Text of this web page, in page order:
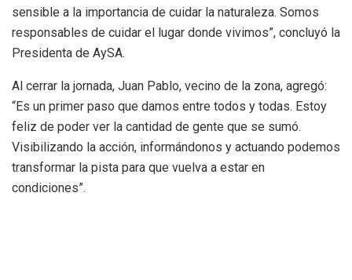
sensible a la importancia de cuidar la naturaleza. Somos
responsables de cuidar el lugar donde vivimos”, concluyó la
Presidenta de AySA.
Al cerrar la jornada, Juan Pablo, vecino de la zona, agregó:
“Es un primer paso que damos entre todos y todas. Estoy
feliz de poder ver la cantidad de gente que se sumó.
Visibilizando la acción, informándonos y actuando podemos
transformar la pista para que vuelva a estar en
condiciones”.